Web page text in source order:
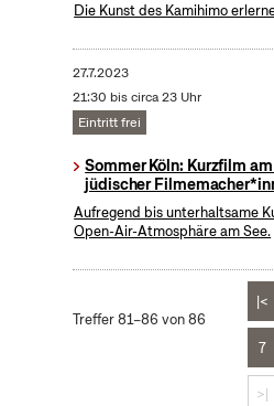
Die Kunst des Kamihimo
27.7.2023
21:30 bis circa 23 Uhr
Eintritt frei
Sommer Köln: Kurzfilm
jüdischer
Aufregend bis unterhaltsame
Open-Air-Atmosphäre am See.
Treffer 81–86 von 86
|<
7
>|